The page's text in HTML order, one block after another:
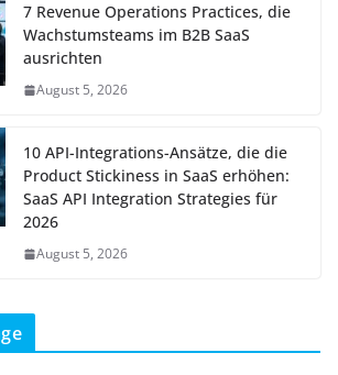
7 Revenue Operations Practices, die
Wachstumsteams im B2B SaaS
ausrichten
August 5, 2026
10 API-Integrations-Ansätze, die die
Product Stickiness in SaaS erhöhen:
SaaS API Integration Strategies für
2026
August 5, 2026